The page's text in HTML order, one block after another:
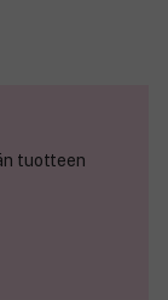
antavat
tuotteen